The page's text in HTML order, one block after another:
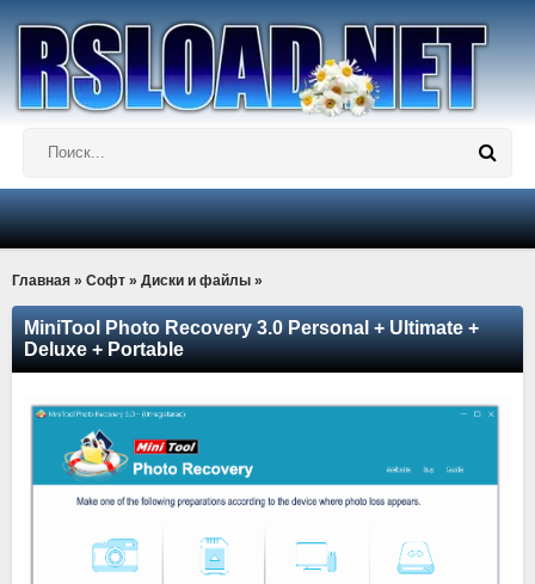
Главная » Софт » Диски и файлы »
MiniTool Photo Recovery 3.0 Personal + Ultimate +
Deluxe + Portable